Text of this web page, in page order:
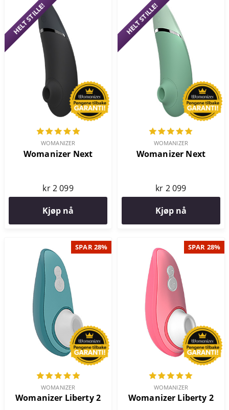
HELT STILLE!
WOMANIZER
Womanizer Next
kr 2 099
Kjøp nå
HELT STILLE!
WOMANIZER
Womanizer Next
kr 2 099
Kjøp nå
SPAR 28%
WOMANIZER
Womanizer Liberty 2
SPAR 28%
WOMANIZER
Womanizer Liberty 2